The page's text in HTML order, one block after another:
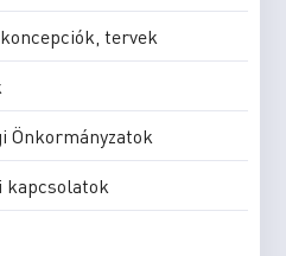
tervek
Önkormányzatok
kapcsolatok